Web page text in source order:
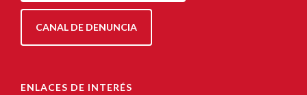
CANAL DE DENUNCIA
ENLACES DE INTERÉS